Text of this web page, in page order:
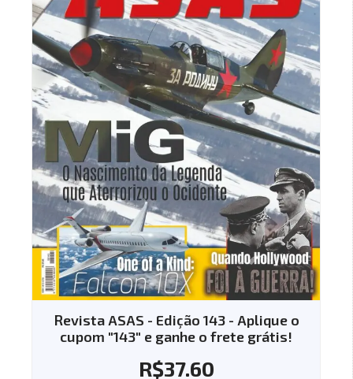
ASAS - Edição 143 - Aplique o
"143" e ganhe o frete grátis!
Revista
cupom